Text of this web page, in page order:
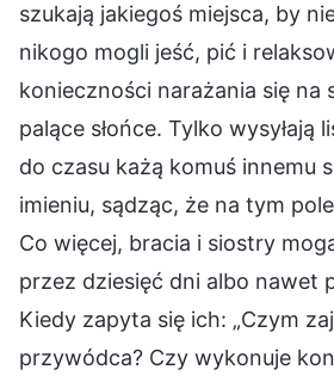
szukają jakiegoś miejsca, by
nikogo mogli jeść, pić i
konieczności narażania się na
palące słońce. Tylko wysyłają
do czasu każą komuś innemu
imieniu, sądząc, że na tym
Co więcej, bracia i siostry
przez dziesięć dni albo nawet
Kiedy zapyta się ich: „Czym
przywódca? Czy wykonuje